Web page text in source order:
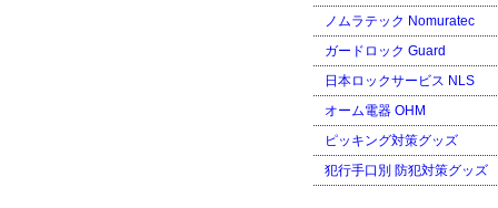
ノムラテック Nomuratec
ガードロック Guard
日本ロックサービス NLS
オーム電器 OHM
ピッキング対策グッズ
犯行手口別 防犯対策グッズ